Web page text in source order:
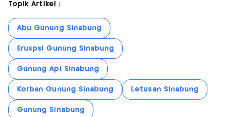
Topik Artikel :
Abu Gunung Sinabung
Eruspsi Gunung Sinabung
Gunung Api Sinabung
Korban Gunung Sinabung Letusan Sinabung
Gunung Sinabung